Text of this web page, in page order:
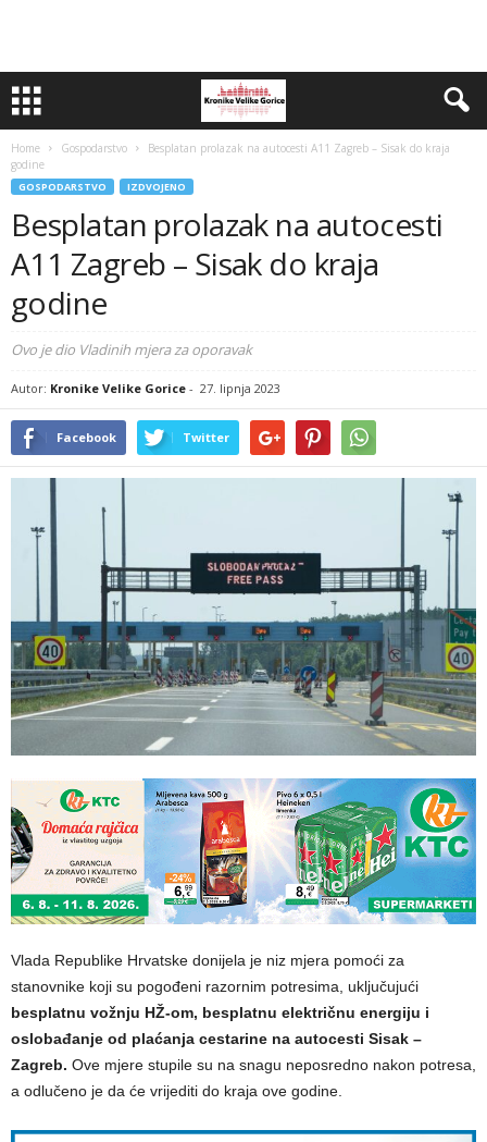
Home Gospodarstvo
Besplatan prolazak na autocesti A11 Zagreb – Sisak do kraja
godine
GOSPODARSTVO IZDVOJENO
Besplatan prolazak na autocesti
A11 Zagreb – Sisak do kraja
godine
Ovo je dio Vladinih mjera za oporavak
Autor: Kronike Velike Gorice - 27. lipnja 2023
Facebook Twitter
Vlada Republike Hrvatske donijela je niz mjera pomoći za
stanovnike koji su pogođeni razornim potresima, uključujući
besplatnu vožnju HŽ-om, besplatnu električnu energiju i
oslobađanje od plaćanja cestarine na autocesti Sisak –
Zagreb. Ove mjere stupile su na snagu neposredno nakon potresa,
a odlučeno je da će vrijediti do kraja ove godine.